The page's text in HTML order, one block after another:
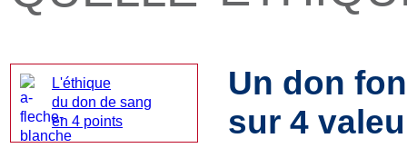
L'éthique
du don de sang
en 4 points
Un don
sur 4